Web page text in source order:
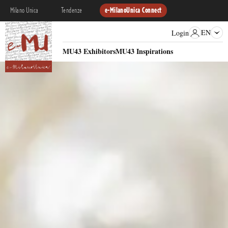
Milano Unica Tendenze e-MilanoUnica Connect
MU43 ExhibitorsMU43 Inspirations
Login EN